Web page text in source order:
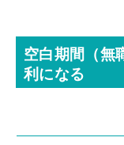
空白期間（無
利になる